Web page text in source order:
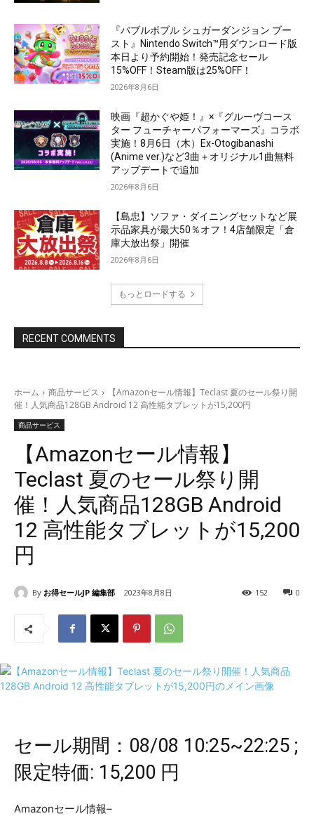
『バブルボブル シュガーダンジョン ブー
スト』Nintendo Switch™用ダウンロード版
本日より予約開始！発売記念セール
15%OFF！Steam版は25%OFF！
2026年8月6日
映画『超かぐや姫！』×『グルーヴコース
ター フューチャーパフォーマーズ』コラボ
実施！8月6日（木）Ex-Otogibanashi
(Anime ver.)など3曲＋オリジナル1曲無料
アップデートで追加
2026年8月6日
【島忠】ソファ・ダイニングセットなど展
示品家具が最大50％オフ！4店舗限定「倉
庫大放出祭」開催
2026年8月6日
もっとロードする
RECENT COMMENTS